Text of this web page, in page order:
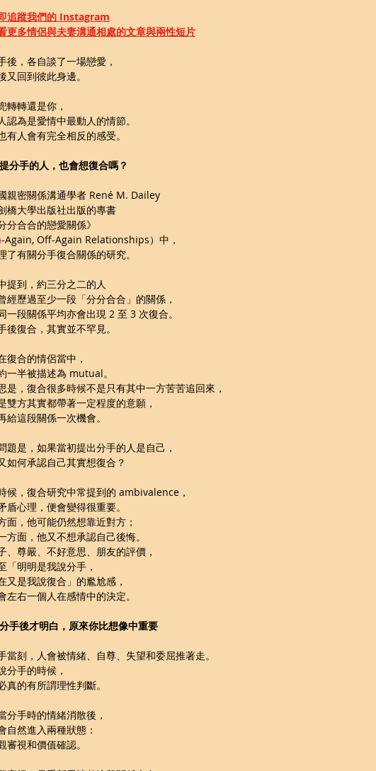
追蹤我們的 Instagram
更多情侶與夫妻溝通相處的文章與兩性短片
後，各自談了一場戀愛，
又回到彼此身邊。
轉轉還是你，
認為是愛情中最動人的情節。
有人會有完全相反的感受。
分手的人，也會想復合嗎？
親密關係溝通學者 René M. Dailey
橋大學出版社出版的專書
分合合的戀愛關係》
Again, Off-Again Relationships）中，
了有關分手復合關係的研究。
提到，約三分之二的人
經歷過至少一段「分分合合」的關係，
一段關係平均亦會出現 2 至 3 次復合。
後復合，其實並不罕見。
復合的情侶當中，
一半被描述為 mutual。
是，復合很多時候不是只有其中一方苦苦追回來，
雙方其實都帶著一定程度的意願，
給這段關係一次機會。
題是，如果當初提出分手的人是自己，
如何承認自己其實想復合？
候，復合研究中常提到的 ambivalence，
盾心理，便會變得很重要。
面，他可能仍然想靠近對方；
方面，他又不想承認自己後悔。
、尊嚴、不好意思、朋友的評價，
「明明是我說分手，
又是我說復合」的尷尬感，
左右一個人在感情中的決定。
手後才明白，原來你比想像中重要
當刻，人會被情緒、自尊、失望和委屈推著走。
分手的時候，
真的有所謂理性判斷。
分手時的情緒消散後，
自然進入兩種狀態：
審視和價值確認。